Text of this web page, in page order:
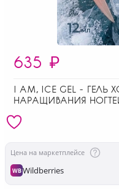
635 ₽
I AM, ICE GEL -
НАРАЩИВАНИЯ
Цена на маркетплейсе
WBWildberries